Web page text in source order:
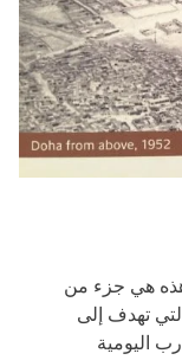
هي جزء من
تهدف إلى
اليومية